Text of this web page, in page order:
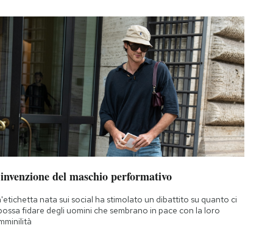
del maschio performativo
nata sui social ha stimolato un dibattito su quanto ci
fidare degli uomini che sembrano in pace con la loro